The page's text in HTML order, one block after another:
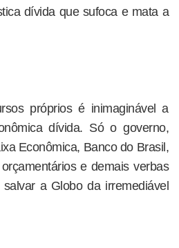
dívida que sufoca e mata a
próprios é inimaginável a
dívida. Só o governo,
Econômica, Banco do Brasil,
e demais verbas
a Globo da irremediável